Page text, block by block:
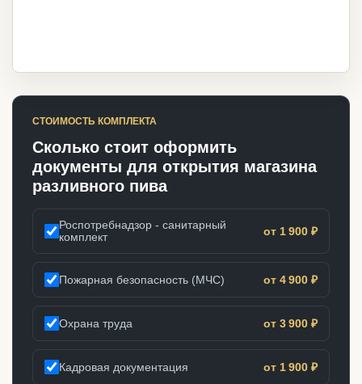
СТОИМОСТЬ КОМПЛЕКТА
Сколько стоит оформить
документы для открытия магазина
разливного пива
Роспотребнадзор - санитарный
комплект
от 1 900 ₽
Пожарная безопасность (МЧС) от 4 900 ₽
Охрана труда от 3 900 ₽
Кадровая документация от 1 900 ₽